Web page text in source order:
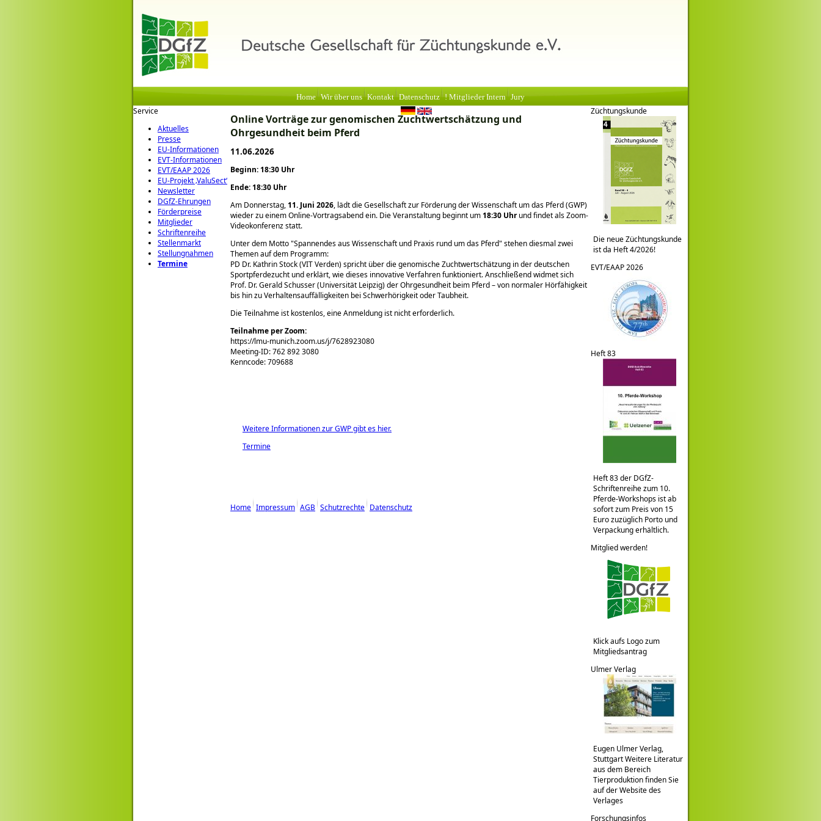
Home Wir über uns Kontakt Datenschutz ! Mitglieder Intern Jury
Service
Aktuelles
Presse
EU-Informationen
EVT-Informationen
EVT/EAAP 2026
EU-Projekt ‚ValuSect‘
Newsletter
DGfZ-Ehrungen
Förderpreise
Mitglieder
Schriftenreihe
Stellenmarkt
Stellungnahmen
Termine
Online Vorträge zur genomischen Zuchtwertschätzung und
Ohrgesundheit beim Pferd
11.06.2026
Beginn: 18:30 Uhr
Ende: 18:30 Uhr
Am Donnerstag,11. Juni 2026, lädt die Gesellschaft zur Förderung der Wissenschaft um das Pferd (GWP)
wieder zu einem Online-Vortragsabend ein. Die Veranstaltung beginnt um18:30 Uhrund findet als Zoom-
Videokonferenz statt.
Unter dem Motto Spannendes aus Wissenschaft und Praxis rund um das Pferd stehen diesmal zwei
Themen auf dem Programm:
PD Dr. Kathrin Stock (VIT Verden) spricht über die genomische Zuchtwertschätzung in der deutschen
Sportpferdezucht und erklärt, wie dieses innovative Verfahren funktioniert. Anschließend widmet sich
Prof. Dr. Gerald Schusser (Universität Leipzig) der Ohrgesundheit beim Pferd – von normaler Hörfähigkeit
bis hin zu Verhaltensauffälligkeiten bei Schwerhörigkeit oder Taubheit.
Die Teilnahme ist kostenlos, eine Anmeldung ist nicht erforderlich.
Teilnahme per Zoom:
https://lmu-munich.zoom.us/j/7628923080
Meeting-ID: 762 892 3080
Kenncode: 709688
Weitere Informationen zur GWP gibt es hier.
Termine
Home Impressum AGB Schutzrechte Datenschutz
Züchtungskunde
Die neue Züchtungskunde
ist da Heft 4/2026!
EVT/EAAP 2026
Heft 83
Heft 83 der DGfZ-
Schriftenreihe zum 10.
Pferde-Workshops ist ab
sofort zum Preis von 15
Euro zuzüglich Porto und
Verpackung erhältlich.
Mitglied werden!
Klick aufs Logo zum
Mitgliedsantrag
Ulmer Verlag
Eugen Ulmer Verlag,
Stuttgart Weitere Literatur
aus dem Bereich
Tierproduktion finden Sie
auf der Website des
Verlages
Forschungsinfos